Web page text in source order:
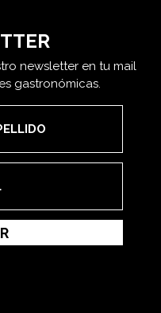
newsletter en tu mail
gastronómicas.